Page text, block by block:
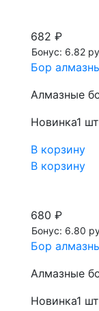
682 ₽
Бонус: 6.82
Бор
Алмазные
Новинка1
В корзину
В корзину
680 ₽
Бонус: 6.80
Бор
Алмазные
Новинка1